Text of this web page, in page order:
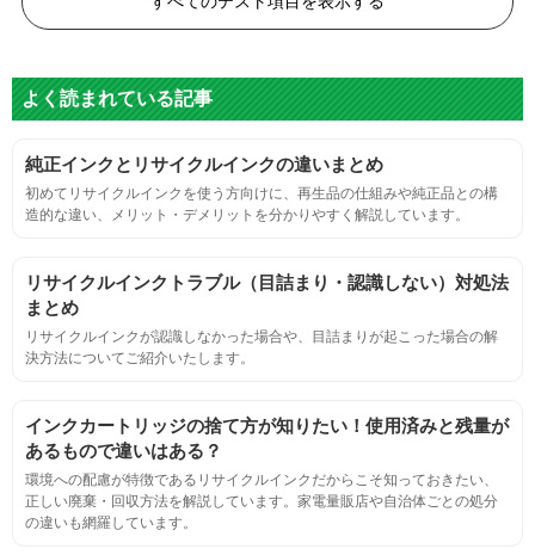
標準カラーサンプルを印刷する。
鮮やか、リアル、彩度、シャープなど、
標準カラ―サンプルと比べて大きな違いがないこと。
におい
サンプルシートを印刷し、直接においを嗅ぐ。
互換性
互換性テスト用のサンプルを印刷する。
よく読まれている記事
純正インクとリサイクルインクの違いまとめ
初めてリサイクルインクを使う方向けに、再生品の仕組みや純正品との構
造的な違い、メリット・デメリットを分かりやすく解説しています。
リサイクルインクトラブル（目詰まり・認識しない）対処法
まとめ
リサイクルインクが認識しなかった場合や、目詰まりが起こった場合の解
決方法についてご紹介いたします。
インクカートリッジの捨て方が知りたい！使用済みと残量が
あるもので違いはある？
環境への配慮が特徴であるリサイクルインクだからこそ知っておきたい、
正しい廃棄・回収方法を解説しています。家電量販店や自治体ごとの処分
の違いも網羅しています。